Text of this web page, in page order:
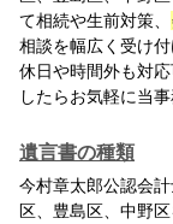
て相続や生前対策、
相談を幅広く受け
休日や時間外も対
したらお気軽に当事
遺言書の種類
今村章太郎公認会計
区、豊島区、中野区